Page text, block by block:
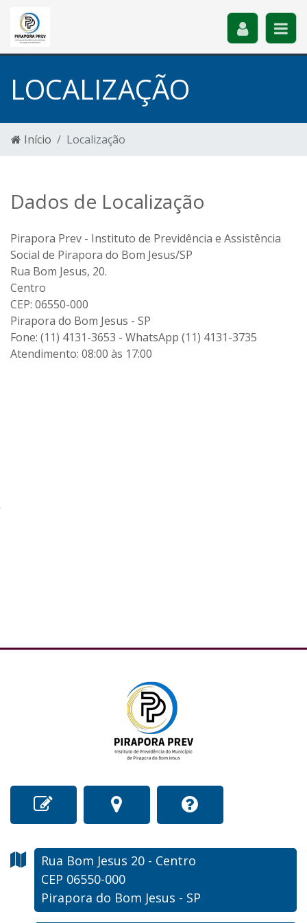
LOCALIZAÇÃO
Início Localização
Dados de Localização
Pirapora Prev - Instituto de Previdência e Assistência
Social de Pirapora do Bom Jesus/SP
Rua Bom Jesus, 20.
Centro
CEP: 06550-000
Pirapora do Bom Jesus - SP
Fone: (11) 4131-3653 - WhatsApp (11) 4131-3735
Atendimento: 08:00 às 17:00
Rua Bom Jesus 20 - Centro
CEP 06550-000
Pirapora do Bom Jesus - SP